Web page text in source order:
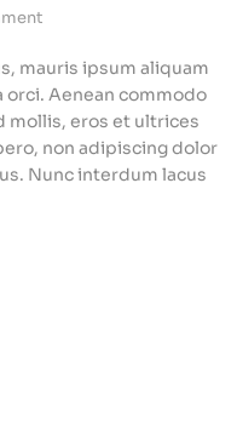
mauris ipsum aliquam
orci. Aenean commodo
mollis, eros et ultrices
non adipiscing dolor
Nunc interdum lacus